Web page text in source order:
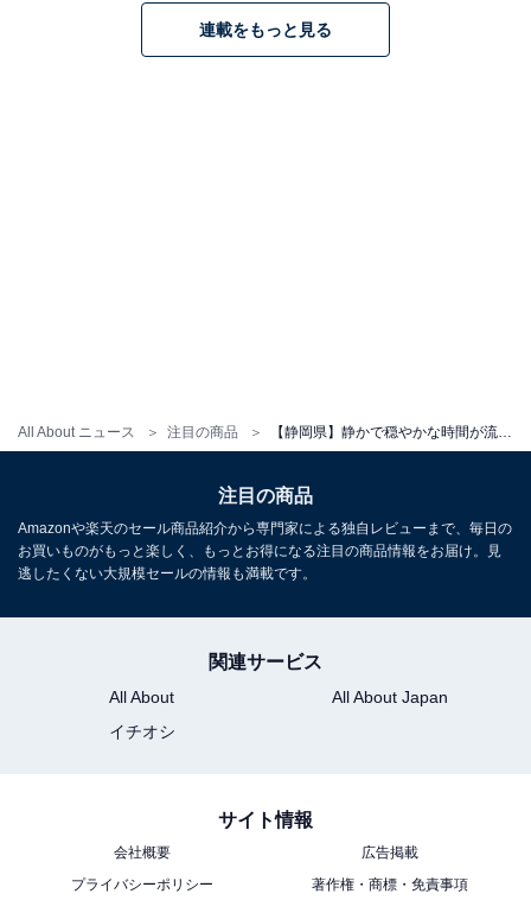
All About ニュース 注目の商品
と駿河湾を一望するパノラマビューが広がります。「オ
ールデイダイニング ザ・テラス」や「日本料理・天ぷら
アクセス
所在地：静岡県静岡市清水区馬走1500-2
交通手段：JR静岡駅よりタクシーで約25分／JR静岡
駅・東静岡駅より無料シャトルバス運行／東名高速道路
大人1名（参考価格）：1万6600円
※料金は公式Webサイト参考価格
チェックイン・チェックアウト
チェックイン：14:00
連載をもっと見る
注目の商品
Amazonや楽天のセール商品紹介から専門家による独自レビューまで、毎日の
お買いものがもっと楽しく、もっとお得になる注目の商品情報をお届け。見
逃したくない大規模セールの情報も満載です。
関連サービス
All About
All About Japan
イチオシ
サイト情報
会社概要
広告掲載
プライバシーポリシー
著作権・商標・免責事項